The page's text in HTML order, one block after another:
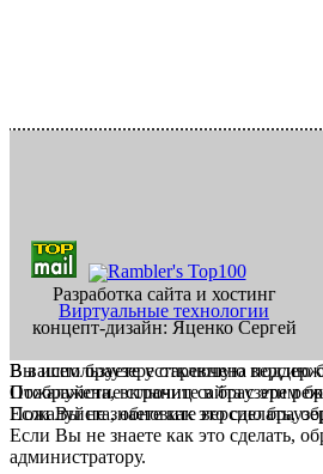
Разработка сайта и хостинг
Виртуальные технологии
концепт-дизайн: Яценко Сергей
В вашем браузере отключена
Пожалуйста, включите в браузере
Если Вы не знаете как это сделать,
Вы используете устаревшую версию
Отображение страниц сайта с этим
Пожалуйста, обновите версию
Если Вы не знаете как это сделать,
администратору.